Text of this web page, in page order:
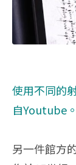
使用不同的
自Youtube 。
另一件館方